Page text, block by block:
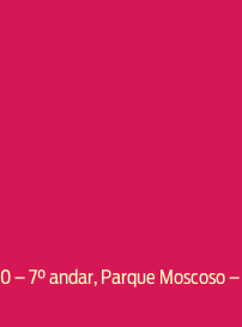
– 7° andar, Parque Moscoso –